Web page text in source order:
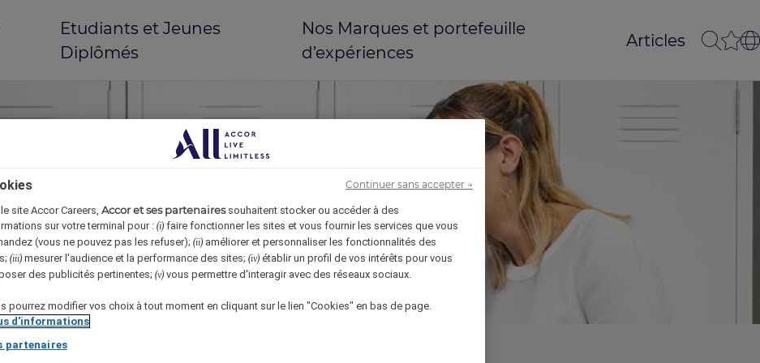
Etudiants et Jeunes
Diplômés
Nos Marques et portefeuille
d’expériences
Articles
site Accor Careers, Accor et ses partenairessouhaitent stocker ou accéder à des
sur votre terminal pour : (i) faire fonctionner les sites et vous fournir les services que vous
(vous ne pouvez pas les refuser); (ii) améliorer et personnaliser les fonctionnalités des
(iii) mesurer l'audience et la performance des sites; (iv) établir un profil de vos intérêts pour vous
des publicités pertinentes; (v) vous permettre d'interagir avec des réseaux sociaux.
pourrez modifier vos choix à tout moment en cliquant sur le lien "Cookies" en bas de page.
d'informations
partenaires
Continuer sans accepter →